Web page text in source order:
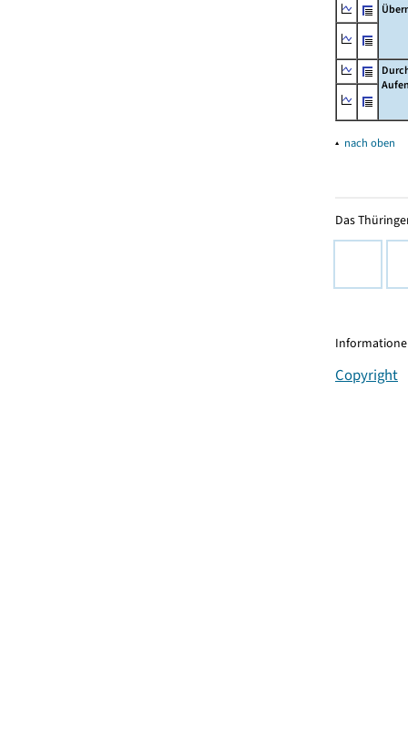
▴ nach oben
Das
Copyright